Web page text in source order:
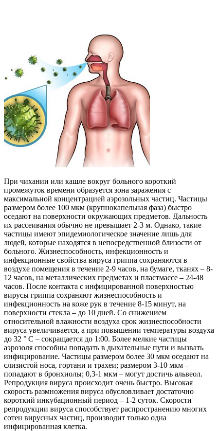
При чихании или кашле вокруг больного короткий
промежуток времени образуется зона заражения с
максимальной концентрацией аэрозольных частиц. Частицы
размером более 100 мкм (крупнокапельная фаза) быстро
оседают на поверхности окружающих предметов. Дальность
их рассеивания обычно не превышает 2-3 м. Однако, такие
частицы имеют эпидемиологическое значение лишь для
людей, которые находятся в непосредственной близости от
больного. Жизнеспособность, инфекционность и
инфекционные свойства вируса гриппа сохраняются в
воздухе помещения в течение 2-9 часов, на бумаге, тканях – 8-
12 часов, на металлических предметах и ​​пластмассе – 24-48
часов. После контакта с инфицированной поверхностью
вирусы гриппа сохраняют жизнеспособность и
инфекционность на коже рук в течение 8-15 минут, на
поверхности стекла – до 10 дней. Со снижением
относительной влажности воздуха срок жизнеспособности
вируса увеличивается, а при повышении температуры воздуха
до 32 ° С – сокращается до 1:00. Более мелкие частицы
аэрозоля способны попадать в дыхательные пути и вызвать
инфицирование. Частицы размером более 30 мкм оседают на
слизистой носа, гортани и трахеи; размером 3-10 мкм –
попадают в бронхиолы; 0,3-1 мкм – могут достичь альвеол.
Репродукция вируса происходит очень быстро. Высокая
скорость размножения вируса обусловливает достаточно
короткий инкубационный период – 1-2 суток. Скорости
репродукции вируса способствует распространению многих
сотен вирусных частиц, производит только одна
инфицированная клетка.